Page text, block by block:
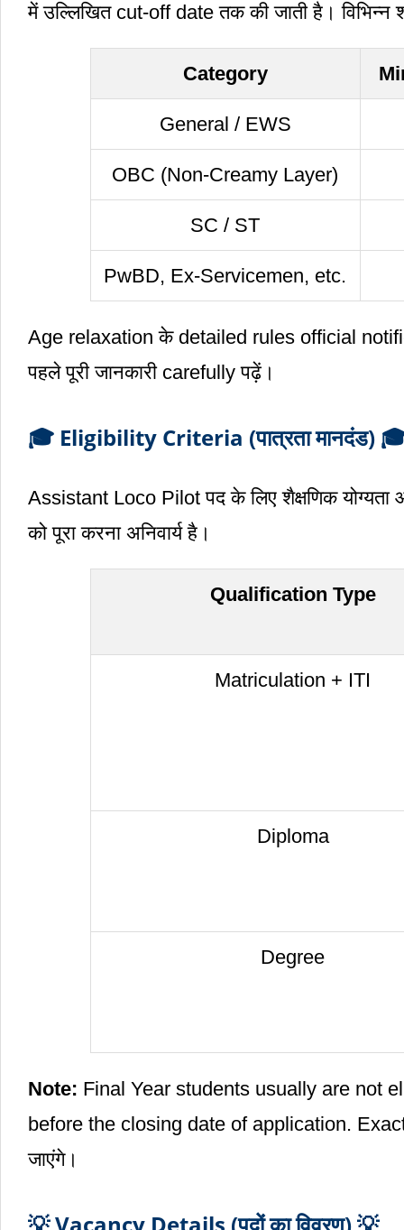
में उल्लिखित cut-off date तक की जाती है। विभिन्न
Category
General / EWS
OBC (Non-Creamy Layer)
SC / ST
PwBD, Ex-Servicemen, etc.
Age relaxation के detailed rules official
पहले पूरी जानकारी carefully पढ़ें।
🎓 Eligibility Criteria (पात्रता मानदंड)
Assistant Loco Pilot पद के लिए शैक्षणिक
को पूरा करना अनिवार्य है।
Qualification Type
Matriculation + ITI
Diploma
Degree
Note: Final Year students usually are not
before the closing date of application.
जाएंगे।